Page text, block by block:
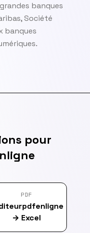
banques
Société
banques
pour
PDF
→ Excel